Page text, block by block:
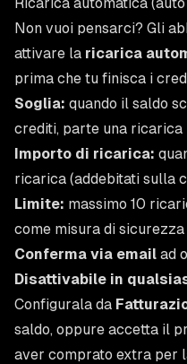
Non vuoi pensarci? Gli
attivare la ricarica
prima che tu finisca i
Soglia: quando il saldo
crediti, parte una ricarica
Importo di ricarica:
ricarica (addebitati sulla
Limite: massimo 10
come misura di sicurezza
Conferma via email ad
Disattivabile in
Configurala da
saldo, oppure accetta il
aver comprato extra per